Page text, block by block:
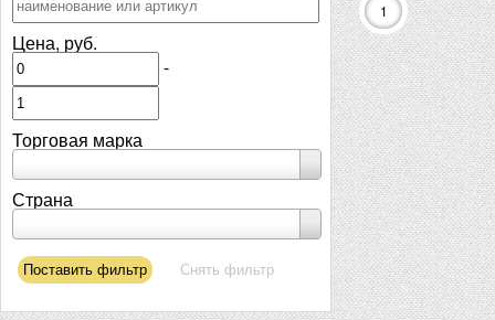
Цена, руб.
-
Торговая марка
Страна
1